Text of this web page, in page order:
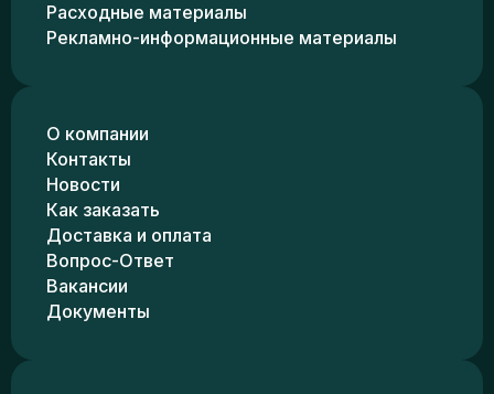
Расходные материалы
Рекламно-информационные материалы
О компании
Контакты
Новости
Как заказать
Доставка и оплата
Вопрос-Ответ
Вакансии
Документы